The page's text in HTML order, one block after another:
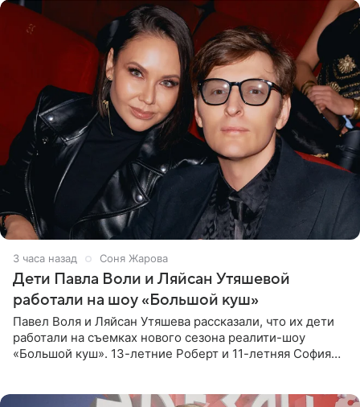
3 часа назад Соня Жарова
Дети Павла Воли и Ляйсан Утяшевой
работали на шоу «Большой куш»
Павел Воля и Ляйсан Утяшева рассказали, что их дети
работали на съемках нового сезона реалити-шоу
«Большой куш». 13-летние Роберт и 11-летняя София